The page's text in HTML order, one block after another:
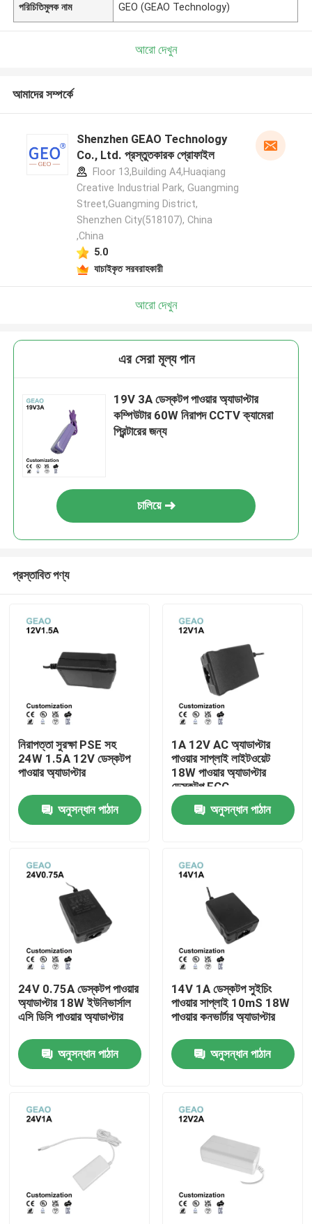
বাড়ি
পণ্য
আমাদের সম্পর্কে
কারখানা ভ্রমণ
মান নিয়ন্ত্রণ
উদ্ধৃতির জন্য আবেদন
ওয়াল মাউন্ট পাওয়ার অ্যাডাপ্টার
ডেস্কটপ পাওয়ার অ্যাডাপ্টার
পরিচিতিমুলক নাম GEO (GEAO Technology)
আরো দেখুন
আমাদের সম্পর্কে
Shenzhen GEAO Technology
Co., Ltd. প্রস্তুতকারক প্রোফাইল
Floor 13,Building A4,Huaqiang
Creative Industrial Park, Guangming
Street,Guangming District,
Shenzhen City(518107), China
,China
5.0
যাচাইকৃত সরবরাহকারী
আরো দেখুন
এর সেরা মূল্য পান
19V 3A ডেস্কটপ পাওয়ার অ্যাডাপ্টার
কম্পিউটার 60W নিরাপদ CCTV ক্যামেরা
প্রিন্টারের জন্য
চালিয়ে
প্রস্তাবিত পণ্য
নিরাপত্তা সুরক্ষা PSE সহ
24W 1.5A 12V ডেস্কটপ
পাওয়ার অ্যাডাপ্টার
অনুসন্ধান পাঠান
1A 12V AC অ্যাডাপ্টার
পাওয়ার সাপ্লাই লাইটওয়েট
18W পাওয়ার অ্যাডাপ্টার
ডেস্কটপ FCC
অনুসন্ধান পাঠান
24V 0.75A ডেস্কটপ পাওয়ার
অ্যাডাপ্টার 18W ইউনিভার্সাল
এসি ডিসি পাওয়ার অ্যাডাপ্টার
অনুসন্ধান পাঠান
14V 1A ডেস্কটপ সুইচিং
পাওয়ার সাপ্লাই 10mS 18W
পাওয়ার কনভার্টার অ্যাডাপ্টার
অনুসন্ধান পাঠান